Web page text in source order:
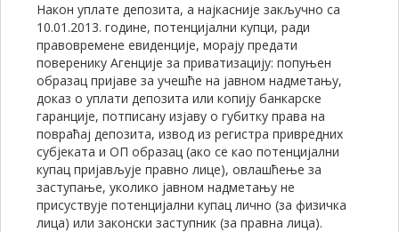
Након уплате депозита, а најкасније закључно са
10.01.2013. године, потенцијални купци, ради
правовремене евиденције, морају предати
поверенику Агенције за приватизацију: попуњен
образац пријаве за учешће на јавном надметању,
доказ о уплати депозита или копију банкарске
гаранције, потписану изјаву о губитку права на
повраћај депозита, извод из регистра привредних
субјеката и ОП образац (ако се као потенцијални
купац пријављује правно лице), овлашћење за
заступање, уколико јавном надметању не
присуствује потенцијални купац лично (за физичка
лица) или законски заступник (за правна лица).